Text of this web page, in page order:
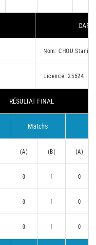
Nom: CHOU
Licence: 25524
RÉSULTAT FINAL
Matchs
(A) (B) (A)
0 1 0
0 1 0
0 1 0